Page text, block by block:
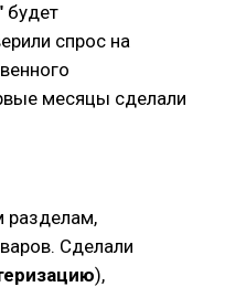
будет
спрос на
месяцы сделали
разделам,
Сделали
),